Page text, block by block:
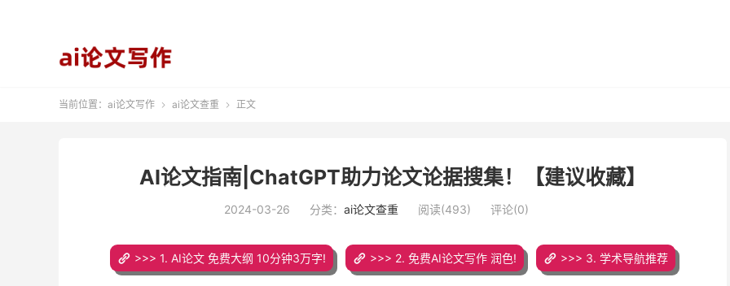
当前位置： ai论文写作  ai论文查重  正文
AI论文指南|ChatGPT助力论文论据搜集！【建议收藏】
2024-03-26 分类： ai论文查重 阅读(493) 评论(0)
>>> 1. AI论文 免费大纲 10分钟3万字! >>> 2. 免费AI论文写作 润色! >>> 3. 学术导航推荐